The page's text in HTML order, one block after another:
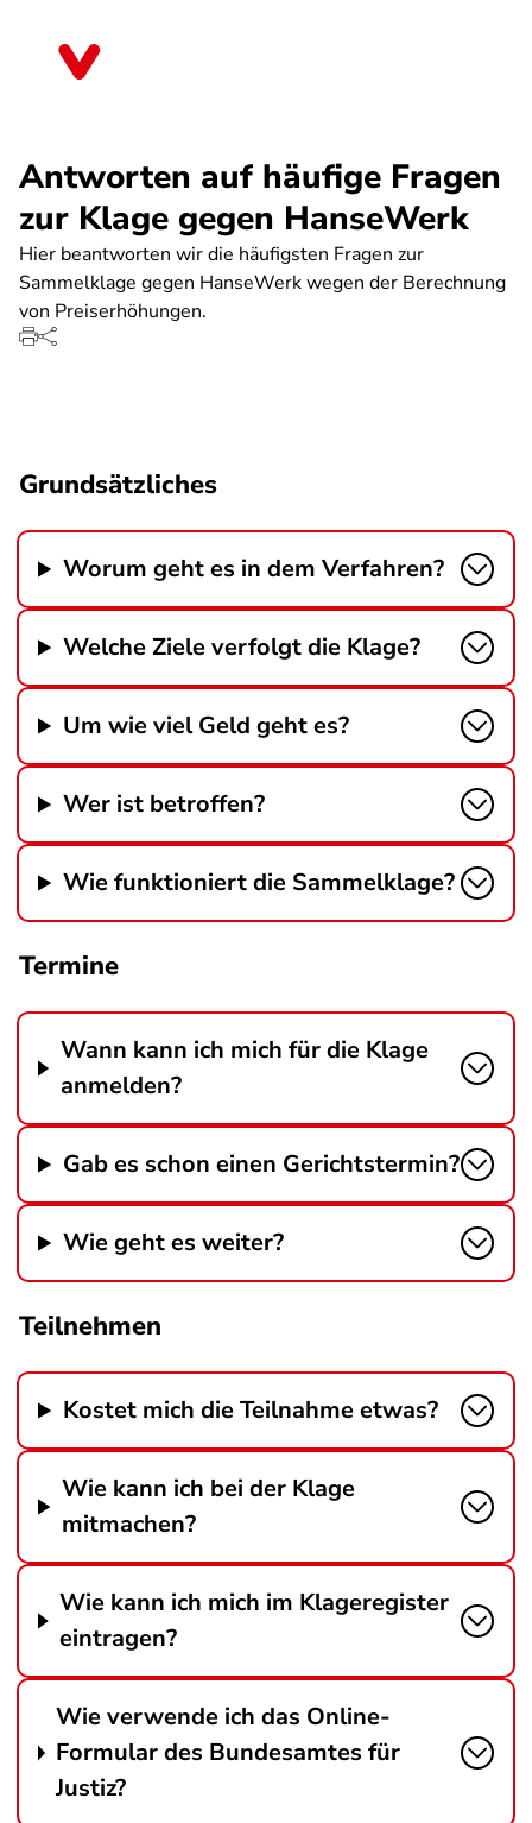
Antworten auf häufige Fragen
zur Klage gegen HanseWerk
Hier beantworten wir die häufigsten Fragen zur
Sammelklage gegen HanseWerk wegen der Berechnung
von Preiserhöhungen.
Grundsätzliches
Worum geht es in dem Verfahren?
Welche Ziele verfolgt die Klage?
Um wie viel Geld geht es?
Wer ist betroffen?
Wie funktioniert die Sammelklage?
Termine
Wann kann ich mich für die Klage
anmelden?
Gab es schon einen Gerichtstermin?
Wie geht es weiter?
Teilnehmen
Kostet mich die Teilnahme etwas?
Wie kann ich bei der Klage
mitmachen?
Wie kann ich mich im Klageregister
eintragen?
Wie verwende ich das Online-
Formular des Bundesamtes für
Justiz?